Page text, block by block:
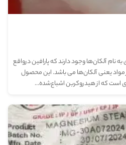
نام آلکان‌ها وجود دارند که پارافین درواقع
یعنی آلکان‌ها می باشد. این محصول
است که از هیدروکربن اشباع‌شده…